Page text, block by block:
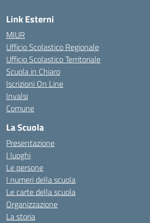
Link Esterni
MIUR
Ufficio Scolastico Regionale
Ufficio Scolastico Territoriale
Scuola in Chiaro
Iscrizioni On Line
Invalsi
Comune
La Scuola
Presentazione
I luoghi
Le persone
I numeri della scuola
Le carte della scuola
Organizzazione
La storia